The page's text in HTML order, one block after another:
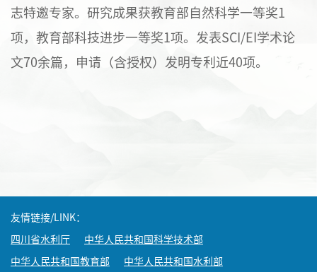
志特邀专家。研究成果获教育部自然科学一等奖1
项，教育部科技进步一等奖1 项。发表SCI/EI 学术论
文70余篇，申请（含授权）发明专利近40项。
友情链接/LINK：
四川省水利厅 中华人民共和国科学技术部
中华人民共和国教育部 中华人民共和国水利部